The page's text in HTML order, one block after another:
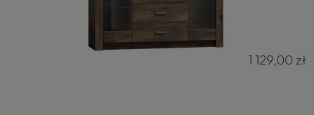
1 129,00 zł